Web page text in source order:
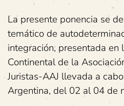
La presente ponencia se
temático de
integración, presentada en
Continental de la
Juristas-AAJ llevada a
Argentina, del 02 al 04 de